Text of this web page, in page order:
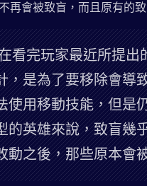
再會被致盲，而且原有的
看完玩家最近所提出
，是為了要移除會導
使用移動技能，但是
的英雄來說，致盲幾
動之後，那些原本會